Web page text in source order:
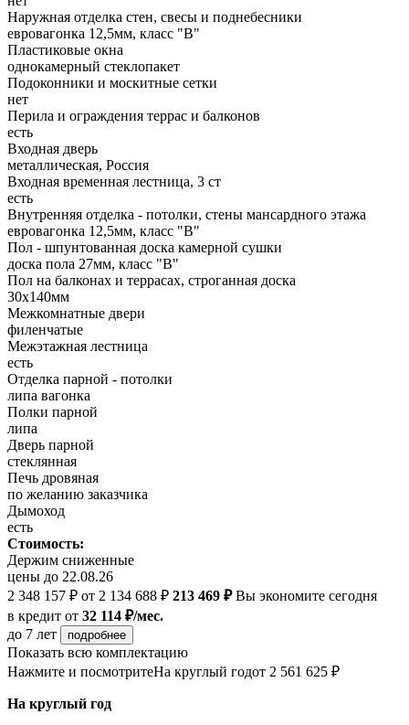
Наружная отделка стен, свесы и поднебесники
евровагонка 12,5мм, класс "В"
Пластиковые окна
однокамерный стеклопакет
Подоконники и москитные сетки
нет
Перила и ограждения террас и балконов
есть
Входная дверь
металлическая, Россия
Входная временная лестница, 3 ст
есть
Внутренняя отделка - потолки, стены мансардного этажа
евровагонка 12,5мм, класс "В"
Пол - шпунтованная доска камерной сушки
доска пола 27мм, класс "B"
Пол на балконах и террасах, строганная доска
30х140мм
Межкомнатные двери
филенчатые
Межэтажная лестница
есть
Отделка парной - потолки
липа вагонка
Полки парной
липа
Дверь парной
стеклянная
Печь дровяная
по желанию заказчика
Дымоход
есть
Стоимость:
Держим сниженные
цены до 22.08.26
2 348 157 ₽ от 2 134 688 ₽ 213 469 ₽Вы экономите сегодня
в кредит от 32 114 ₽/мес.
до 7 лет
подробнее
Показать всю комплектацию
Нажмите и посмотритеНа круглый годот 2 561 625 ₽
На круглый год